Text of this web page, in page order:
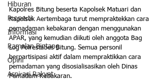
Hiburan
Properti
Informasi
Ramalan Bintang
Opini
Aspirasi Rakyat
Kapolres Bitung beserta Kapolsek Matuari dan
Kapolsek Aertembaga turut mempraktekkan cara
pemadaman kebakaran dengan menggunakan
APAR, yang kemudian diikuti oleh anggota Bag
Log Polrestabes Bitung. Semua personil
berpartisipasi aktif dalam mempraktikkan cara
pemadaman yang disosialisasikan oleh Dinas
Pemadam Kebakaran.